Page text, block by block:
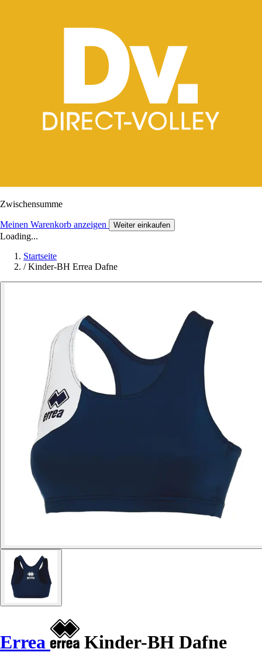
Zwischensumme
Meinen Warenkorb anzeigen Weiter einkaufen
Loading...
Startseite
/ Kinder-BH Errea Dafne
Errea Kinder-BH Dafne